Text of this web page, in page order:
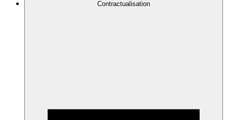
Contractualisation